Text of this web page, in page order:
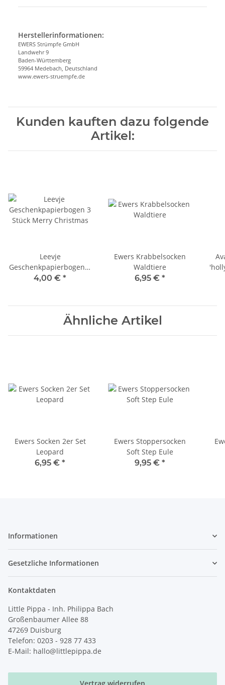
Herstellerinformationen:
EWERS Strümpfe GmbH
Landwehr 9
Baden-Württemberg
59964 Medebach, Deutschland
www.ewers-struempfe.de
Kunden kauften dazu folgende
Artikel:
Leevje
Geschenkpapierbogen 3
Stück Merry Christmas
4,00 € *
Ewers Krabbelsocken
Waldtiere
6,95 € *
Ähnliche Artikel
Ewers Socken 2er Set
Leopard
6,95 € *
Ewers Stoppersocken
Soft Step Eule
9,95 € *
Informationen
Gesetzliche Informationen
Kontaktdaten
Little Pippa - Inh. Philippa Bach
Großenbaumer Allee 88
47269 Duisburg
Telefon: 0203 - 928 77 433
E-Mail: hallo@littlepippa.de